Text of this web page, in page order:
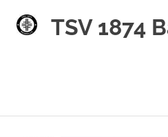
TSV 1874